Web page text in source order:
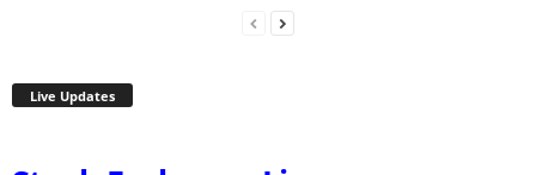
Live Updates